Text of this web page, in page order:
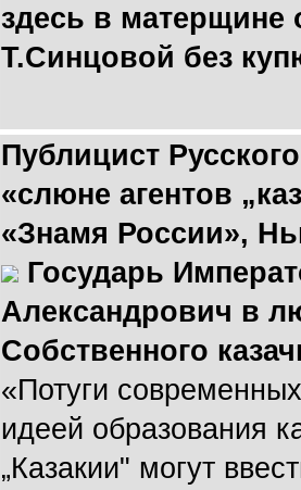
здесь в матерщине
Т.Синцовой без
Публицист
«слюне агентов
«Знамя России»,
Государь
Александрович в
Собственного
«Потуги
идеей образования
„Казакии" могут